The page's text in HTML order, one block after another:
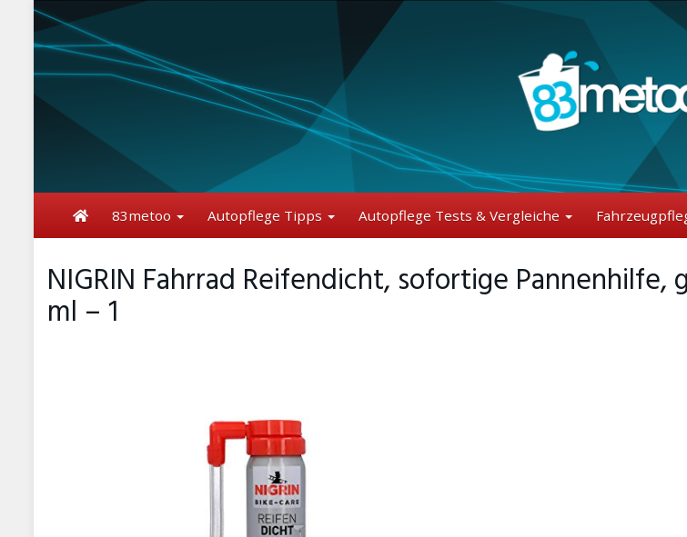
content
83metoo Autopflege Tipps Autopflege Tests & Vergleiche
NIGRIN Fahrrad Reifendicht, sofortige
ml – 1